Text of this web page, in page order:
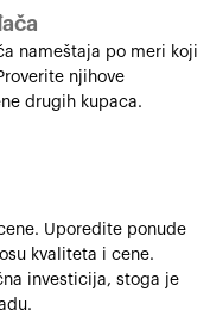
nameštaja po meri koji
njihove
drugih kupaca.
Uporedite ponude
kvaliteta i cene.
investicija, stoga je